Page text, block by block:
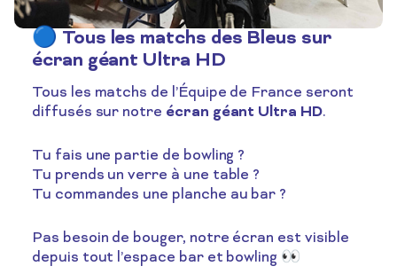
🔵 Tous les matchs des Bleus sur
écran géant Ultra HD
Tous les matchs de l’Équipe de France seront
diffusés sur notre écran géant Ultra HD.
Tu fais une partie de bowling ?
Tu prends un verre à une table ?
Tu commandes une planche au bar ?
Pas besoin de bouger, notre écran est visible
depuis tout l’espace bar et bowling 👀